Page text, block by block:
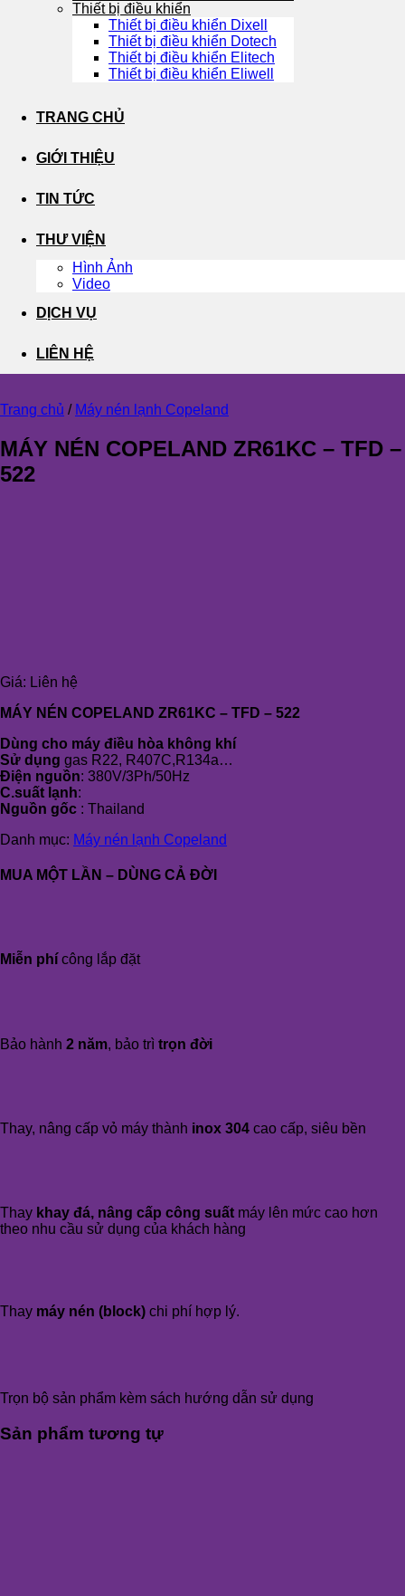
Thiết bị điều khiển
Thiết bị điều khiển Dixell
Thiết bị điều khiển Dotech
Thiết bị điều khiển Elitech
Thiết bị điều khiển Eliwell
TRANG CHỦ
GIỚI THIỆU
TIN TỨC
THƯ VIỆN
Hình Ảnh
Video
DỊCH VỤ
LIÊN HỆ
Trang chủ / Máy nén lạnh Copeland
MÁY NÉN COPELAND ZR61KC – TFD –
522
Giá: Liên hệ
MÁY NÉN COPELAND ZR61KC – TFD – 522
Dùng cho máy điều hòa không khí
Sử dụng gas R22, R407C,R134a…
Điện nguồn: 380V/3Ph/50Hz
C.suất lạnh:
Nguồn gốc : Thailand
Danh mục: Máy nén lạnh Copeland
MUA MỘT LẦN – DÙNG CẢ ĐỜI
Miễn phí công lắp đặt
Bảo hành 2 năm, bảo trì trọn đời
Thay, nâng cấp vỏ máy thành inox 304 cao cấp, siêu bền
Thay khay đá, nâng cấp công suất máy lên mức cao hơn
theo nhu cầu sử dụng của khách hàng
Thay máy nén (block) chi phí hợp lý.
Trọn bộ sản phẩm kèm sách hướng dẫn sử dụng
Sản phẩm tương tự